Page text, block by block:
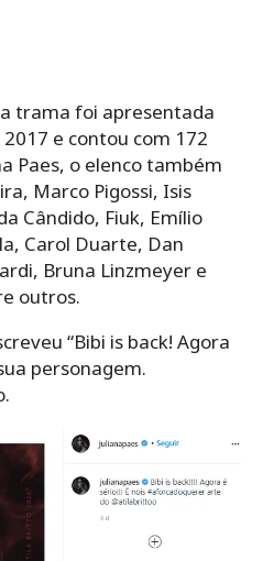
trama foi apresentada
e contou com 172
Paes, o elenco também
Marco Pigossi, Isis
Cândido, Fiuk, Emílio
Carol Duarte, Dan
Bruna Linzmeyer e
outros.
“Bibi is back! Agora
personagem.